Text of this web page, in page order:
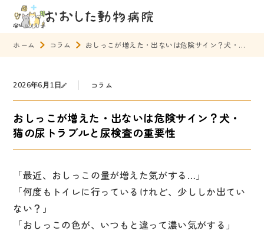
診療案内
診療対象動物
診療科目
循環器診療について
ホーム コラム おしっこが増えた・出ないは危険サイン？犬・猫の尿トラブルと尿検査の重要性
2026年6月1日 コラム
おしっこが増えた・出ないは危険サイン？犬・
猫の尿トラブルと尿検査の重要性
「最近、おしっこの量が増えた気がする…」
「何度もトイレに行っているけれど、少ししか出てい
ない？」
「おしっこの色が、いつもと違って濃い気がする」